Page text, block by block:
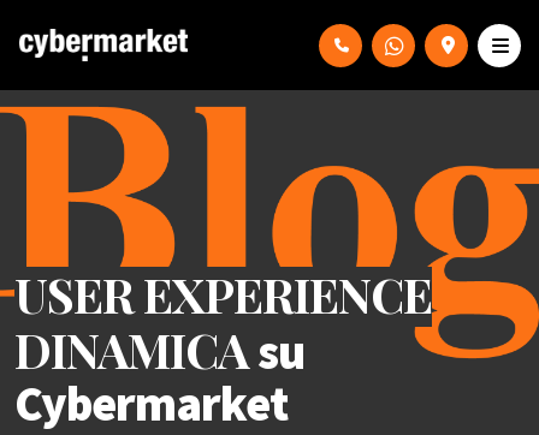
USER EXPERIENCE
DINAMICAsu
Cybermarket